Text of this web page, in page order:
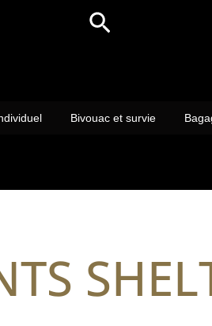
Rechercher
Bivouac et survie